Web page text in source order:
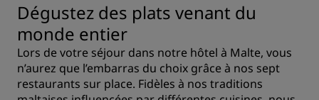
Dégustez des plats venant du
monde entier
Lors de votre séjour dans notre hôtel à Malte, vous
n’aurez que l’embarras du choix grâce à nos sept
restaurants sur place. Fidèles à nos traditions